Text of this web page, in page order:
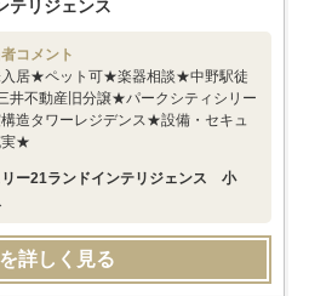
テリジェンス
コメント
入居★ペット可★楽器相談★中野駅徒
井不動産旧分譲★パークシティシリー
造タワーレジデンス★設備・セキュ
実★
ー21ランドインテリジェンス 小
詳しく見る